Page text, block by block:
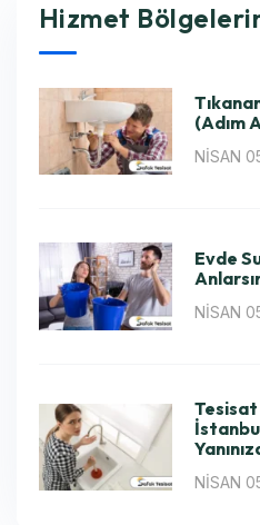
Hizmet
(Adım
NISAN
Evde
NISAN
Tesisat
NISAN